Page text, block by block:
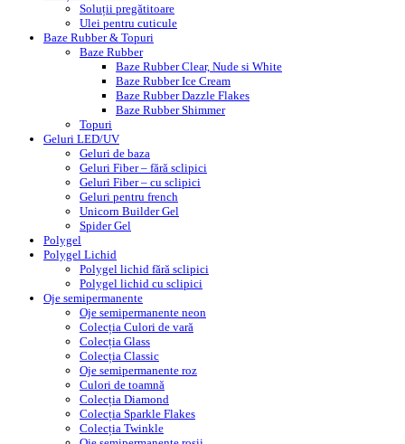
Soluții pregătitoare
Ulei pentru cuticule
Baze Rubber & Topuri
Baze Rubber
Baze Rubber Clear, Nude si White
Baze Rubber Ice Cream
Baze Rubber Dazzle Flakes
Baze Rubber Shimmer
Topuri
Geluri LED/UV
Geluri de baza
Geluri Fiber – fără sclipici
Geluri Fiber – cu sclipici
Geluri pentru french
Unicorn Builder Gel
Spider Gel
Polygel
Polygel Lichid
Polygel lichid fără sclipici
Polygel lichid cu sclipici
Oje semipermanente
Oje semipermanente neon
Colecția Culori de vară
Colecția Glass
Colecția Classic
Oje semipermanente roz
Culori de toamnă
Colecția Diamond
Colecția Sparkle Flakes
Colecția Twinkle